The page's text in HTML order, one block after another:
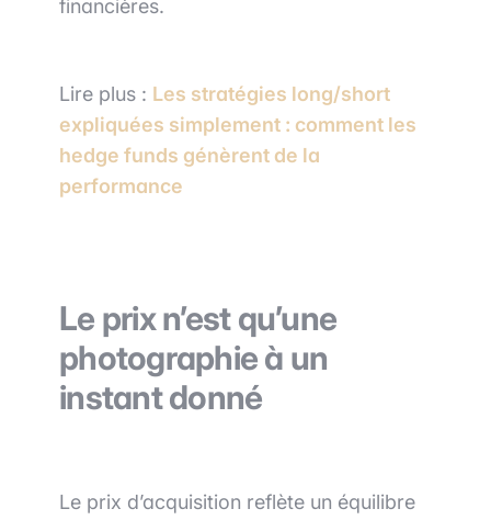
financières.
Lire plus : Les stratégies long/short
expliquées simplement : comment les
hedge funds génèrent de la
performance
Le prix n’est qu’une
photographie à un
instant donné
Le prix d’acquisition reflète un équilibre